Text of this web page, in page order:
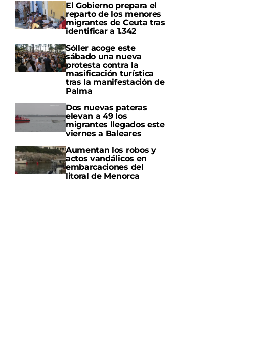
El Gobierno prepara el
reparto de los menores
migrantes de Ceuta tras
identificar a 1.342
Sóller acoge este
sábado una nueva
protesta contra la
masificación turística
tras la manifestación de
Palma
Dos nuevas pateras
elevan a 49 los
migrantes llegados este
viernes a Baleares
Aumentan los robos y
actos vandálicos en
embarcaciones del
litoral de Menorca